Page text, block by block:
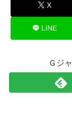
X
LINE
Ｇジ